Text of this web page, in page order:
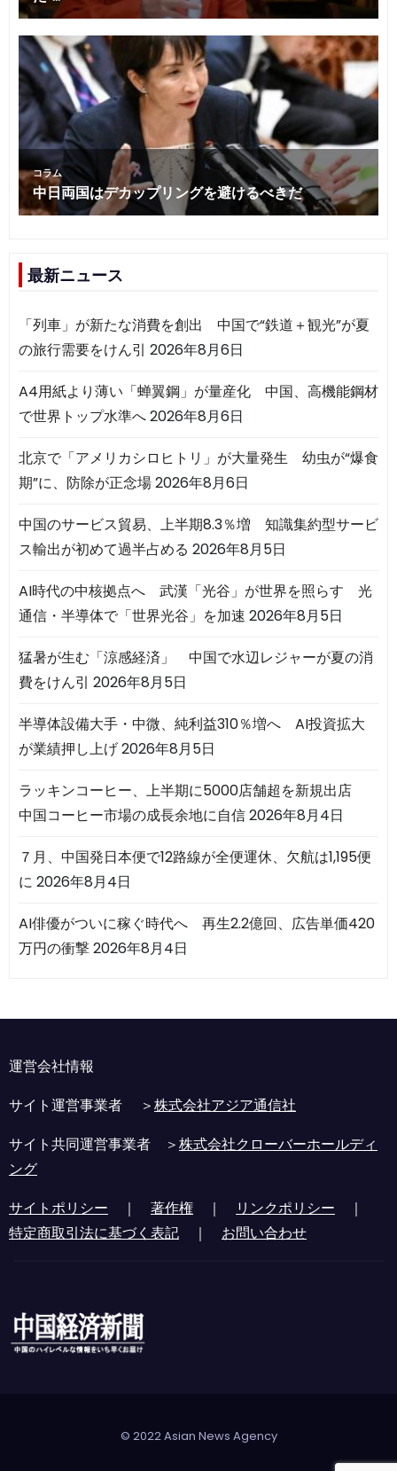
最新ニュース
「列車」が新たな消費を創出 中国で“鉄道＋観光”が夏
の旅行需要をけん引 2026年8月6日
A4用紙より薄い「蝉翼鋼」が量産化 中国、高機能鋼材
で世界トップ水準へ2026年8月6日
北京で「アメリカシロヒトリ」が大量発生 幼虫が“爆食
期”に、防除が正念場2026年8月6日
中国のサービス貿易、上半期8.3％増 知識集約型サービ
ス輸出が初めて過半占める 2026年8月5日
AI時代の中核拠点へ 武漢「光谷」が世界を照らす 光
通信・半導体で「世界光谷」を加速 2026年8月5日
猛暑が生む「涼感経済」 中国で水辺レジャーが夏の消
費をけん引 2026年8月5日
半導体設備大手・中微、純利益310％増へ AI投資拡大
が業績押し上げ2026年8月5日
ラッキンコーヒー、上半期に5000店舗超を新規出店
中国コーヒー市場の成長余地に自信2026年8月4日
７月、中国発日本便で12路線が全便運休、欠航は1,195便
に 2026年8月4日
AI俳優がついに稼ぐ時代へ 再生2.2億回、広告単価420
万円の衝撃2026年8月4日
運営会社情報
サイト運営事業者 ＞株式会社アジア通信社
サイト共同運営事業者 ＞株式会社クローバーホールディ
ング
サイトポリシー ｜ 著作権 ｜ リンクポリシー ｜
特定商取引法に基づく表記 ｜ お問い合わせ
© 2022 Asian News Agency